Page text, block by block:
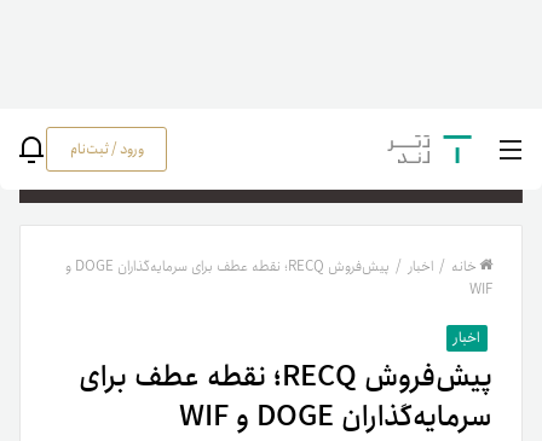
ورود / ثبت‌نام
خانه / اخبار /
پیش‌فروش RECQ؛ نقطه عطف برای سرمایه‌گذاران DOGE و
WIF
اخبار
پیش‌فروش RECQ؛ نقطه عطف برای
سرمایه‌گذاران DOGE و WIF